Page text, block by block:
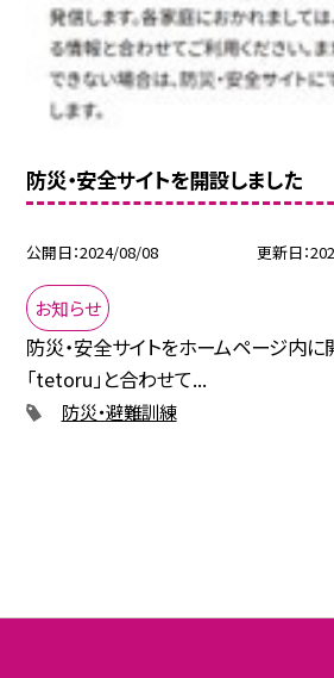
防災・安全サイトを開設しました
公開日 2024/08/08 更新日
お知らせ
防災・安全サイトをホームページ内に
「tetoru」と合わせて...
防災・避難訓練